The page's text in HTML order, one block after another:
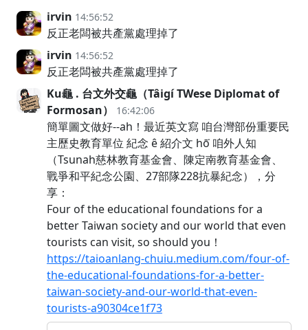
irvin 14:56:52
反正老闆被共產黨處理掉了
irvin 14:56:52
反正老闆被共產黨處理掉了
Ku龜 . 台文外交龜（Tâigí TWese Diplomat of
Formosan）
16:42:06
簡單圖文做好--ah！最近英文寫 咱台灣部份重要民
主歷史教育單位 紀念 ê 紹介文 hō͘ 咱外人知
（Tsunah慈林教育基金會、陳定南教育基金會、
戰爭和平紀念公園、27部隊228抗暴紀念），分
享：
Four of the educational foundations for a
better Taiwan society and our world that even
tourists can visit, so should you！
https://taioanlang-chuiu.medium.com/four-of-
the-educational-foundations-for-a-better-
taiwan-society-and-our-world-that-even-
tourists-a90304ce1f73